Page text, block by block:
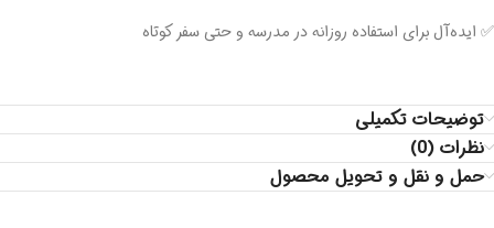
✅ ایده‌آل برای استفاده روزانه در مدرسه و حتی سفر کوتاه
توضیحات تکمیلی
نظرات (0)
حمل و نقل و تحویل محصول